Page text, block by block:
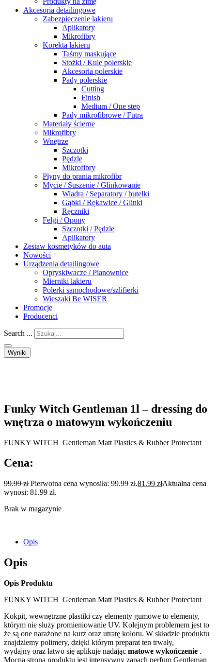
Akcesoria detailingowe
Zabezpieczenie lakieru
Aplikatory
Mikrofibry
Korekta lakieru
Taśmy maskujące
Stożki / Kule polerskie
Akcesoria polerskie
Pady polerskie
Cutting
Finish
Medium / One step
Pady mikrofibrowe / Futra
Materiały ścierne
Mikrofibry
Wnętrze
Szczotki
Pędzle
Mikrofibry
Płyny do prania mikrofibr
Mycie / Suszenie / Glinkowanie
Wiadra / Separatory / butelki
Gąbki / Rękawice / Glinki
Ręczniki
Felgi / Opony
Szczotki / Pędzle
Aplikatory
Zestaw kosmetyków do auta
Nowości
Urządzenia detailingowe
Opryskiwacze / Pianownice
Mierniki lakieru
Polerki samochodowe/szlifierki
Wieszaki Be WISER
Promocje
Producenci
Search ...
Wyniki
Funky Witch Gentleman 1l – dressing do
wnętrza o matowym wykończeniu
FUNKY WITCH Gentleman Matt Plastics & Rubber Protectant
Cena:
99.99zł Pierwotna cena wynosiła: 99.99 zł.81.99 złAktualna cena
wynosi: 81.99 zł.
Brak w magazynie
Opis
Opis
Opis Produktu
FUNKY WITCH Gentleman Matt Plastics & Rubber Protectant
Kokpit, wewnętrzne plastiki czy elementy gumowe to elementy,
którym nie służy promieniowanie UV. Kolejnym problemem jest to
że są one narażone na kurz oraz utratę koloru. W składzie produktu
znajdziemy polimery, dzięki którym preparat ten trwały,
wydajny oraz łatwo się aplikuje nadając matowe wykończenie .
Mocną stroną produktu jest intensywny zapach perfum Gentleman